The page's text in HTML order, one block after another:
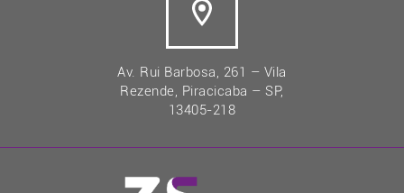
Av. Rui Barbosa, 261 – Vila
Rezende, Piracicaba – SP,
13405-218